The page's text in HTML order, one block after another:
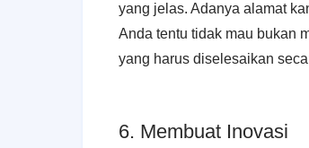
yang jelas. Adanya alamat
Anda tentu tidak mau bukan
yang harus diselesaikan
6. Membuat Inovasi